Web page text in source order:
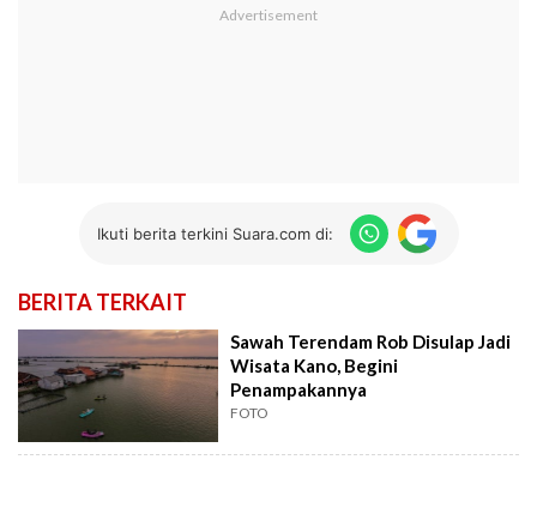
Ikuti berita terkini Suara.com di:
BERITA TERKAIT
Sawah Terendam Rob Disulap Jadi
Wisata Kano, Begini
Penampakannya
FOTO